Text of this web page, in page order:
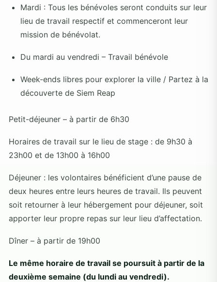
Mardi : Tous les bénévoles seront conduits sur leur
lieu de travail respectif et commenceront leur
mission de bénévolat.
Du mardi au vendredi – Travail bénévole
Week-ends libres pour explorer la ville / Partez à la
découverte de Siem Reap
Petit-déjeuner – à partir de 6h30
Horaires de travail sur le lieu de stage : de 9h30 à
23h00 et de 13h00 à 16h00
Déjeuner : les volontaires bénéficient d’une pause de
deux heures entre leurs heures de travail. Ils peuvent
soit retourner à leur hébergement pour déjeuner, soit
apporter leur propre repas sur leur lieu d’affectation.
Dîner – à partir de 19h00
Le même horaire de travail se poursuit à partir de la
deuxième semaine (du lundi au vendredi).